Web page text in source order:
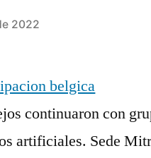
2022
continuaron con
artificiales. Sede